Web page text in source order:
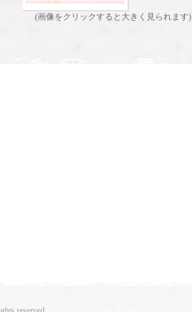
(画像をクリックすると大きく見られます)